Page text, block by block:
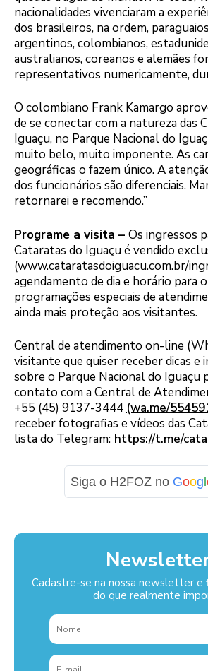
nacionalidades vivenciaram a
dos brasileiros, na ordem,
argentinos, colombianos,
australianos, coreanos e alemães
representativos numericamente,
O colombiano Frank Kamargo
de se conectar com a natureza das
Iguaçu, no Parque Nacional do
muito belo, muito imponente. As
geográficas o fazem único. A
dos funcionários são diferenciais.
retornarei e recomendo.”
Programe a visita – Os ingressos
Cataratas do Iguaçu é vendido
(www.cataratasdoiguacu.com.br/
agendamento de dia e horário para
programações especiais de
ainda mais proteção aos visitantes.
Central de atendimento on-line
visitante que quiser receber dicas e
sobre o Parque Nacional do Iguaçu
contato com a Central de
+55 (45) 9137-3444 (wa.me/
receber fotografias e vídeos das
lista do Telegram: https://t.me/
Siga o H2FOZ no Googl
Cadastre-se na nossa newsletter e
do que realmente